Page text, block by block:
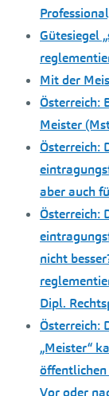
Gütesiegel
Mit der
Österreich:
Meister
Österreich:
aber auch
Österreich:
nicht
Dipl.
Österreich:
„Meister“
öffentlichen
Vor oder